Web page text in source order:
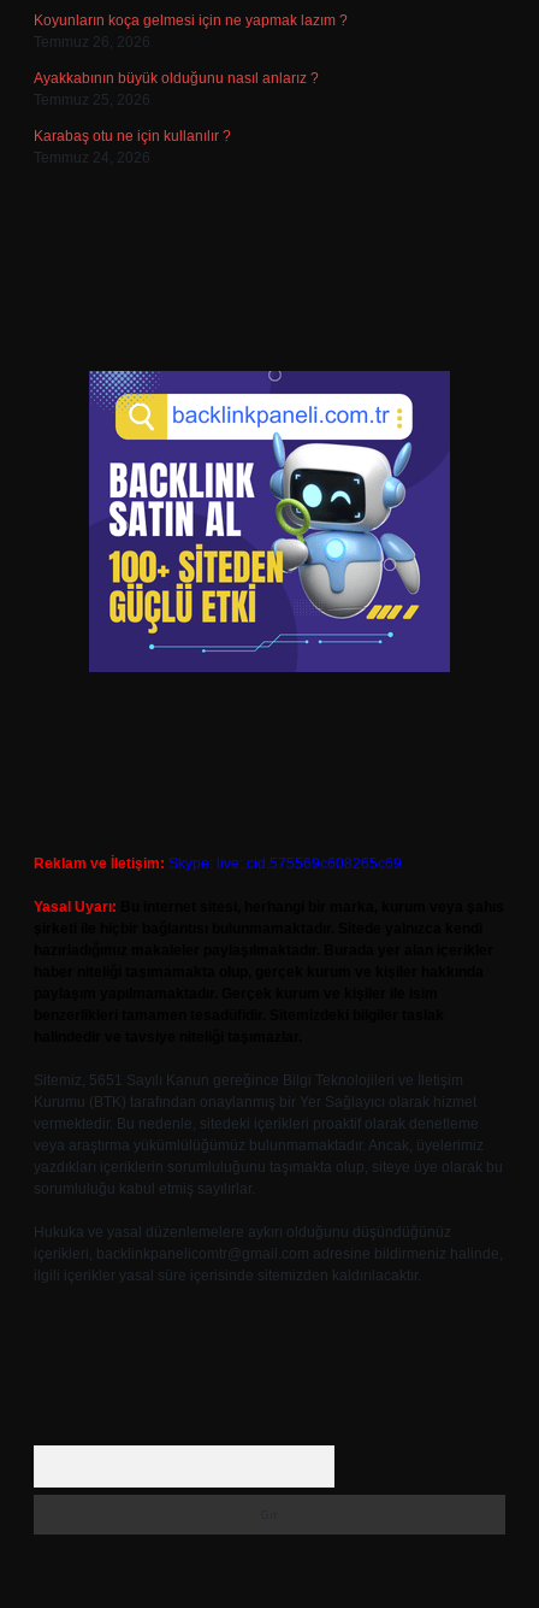
Koyunların koça gelmesi için ne yapmak lazım ?
Temmuz 26, 2026
Ayakkabının büyük olduğunu nasıl anlarız ?
Temmuz 25, 2026
Karabaş otu ne için kullanılır ?
Temmuz 24, 2026
Reklam ve İletişim: Skype: live:.cid.575569c608265c69
Yasal Uyarı:
Sitemiz, 5651 Sayılı Kanun gereğince Bilgi Teknolojileri ve İletişim
Kurumu (BTK) tarafından onaylanmış bir Yer Sağlayıcı olarak hizmet
vermektedir. Bu nedenle, sitedeki içerikleri proaktif olarak denetleme
veya araştırma yükümlülüğümüz bulunmamaktadır. Ancak, üyelerimiz
yazdıkları içeriklerin sorumluluğunu taşımakta olup, siteye üye olarak bu
sorumluluğu kabul etmiş sayılırlar.
Hukuka ve yasal düzenlemelere aykırı olduğunu düşündüğünüz
içerikleri, backlinkpanelicomtr@gmail.com adresine bildirmeniz halinde,
ilgili içerikler yasal süre içerisinde sitemizden kaldırılacaktır.